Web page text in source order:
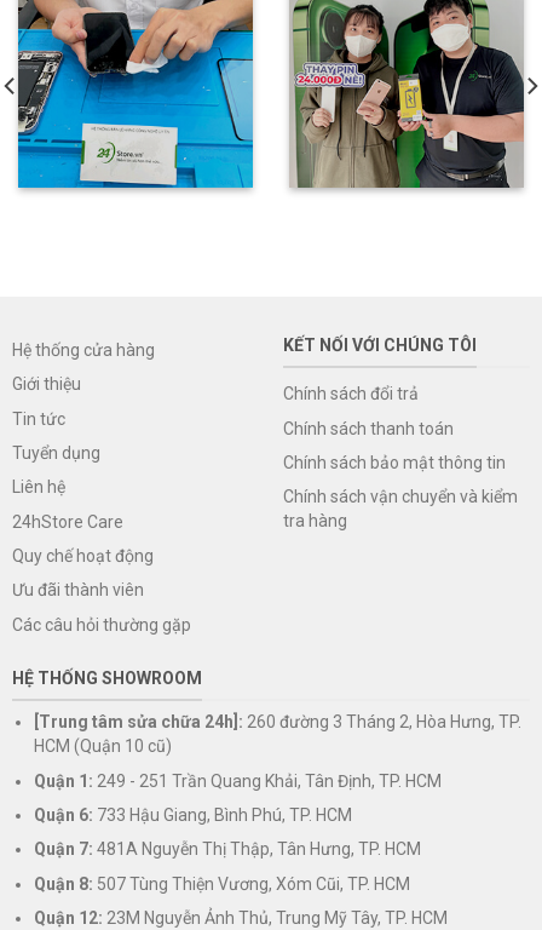
Hệ thống cửa hàng
Giới thiệu
Tin tức
Tuyển dụng
Liên hệ
24hStore Care
Quy chế hoạt động
Ưu đãi thành viên
Các câu hỏi thường gặp
KẾT NỐI VỚI CHÚNG TÔI
Chính sách đổi trả
Chính sách thanh toán
Chính sách bảo mật thông tin
Chính sách vận chuyển và kiểm
tra hàng
HỆ THỐNG SHOWROOM
[Trung tâm sửa chữa 24h]: 260 đường 3 Tháng 2, Hòa Hưng, TP.
HCM (Quận 10 cũ)
Quận 1: 249 - 251 Trần Quang Khải, Tân Định, TP. HCM
Quận 6: 733 Hậu Giang, Bình Phú, TP. HCM
Quận 7: 481A Nguyễn Thị Thập, Tân Hưng, TP. HCM
Quận 8: 507 Tùng Thiện Vương, Xóm Cũi, TP. HCM
Quận 12: 23M Nguyễn Ảnh Thủ, Trung Mỹ Tây, TP. HCM